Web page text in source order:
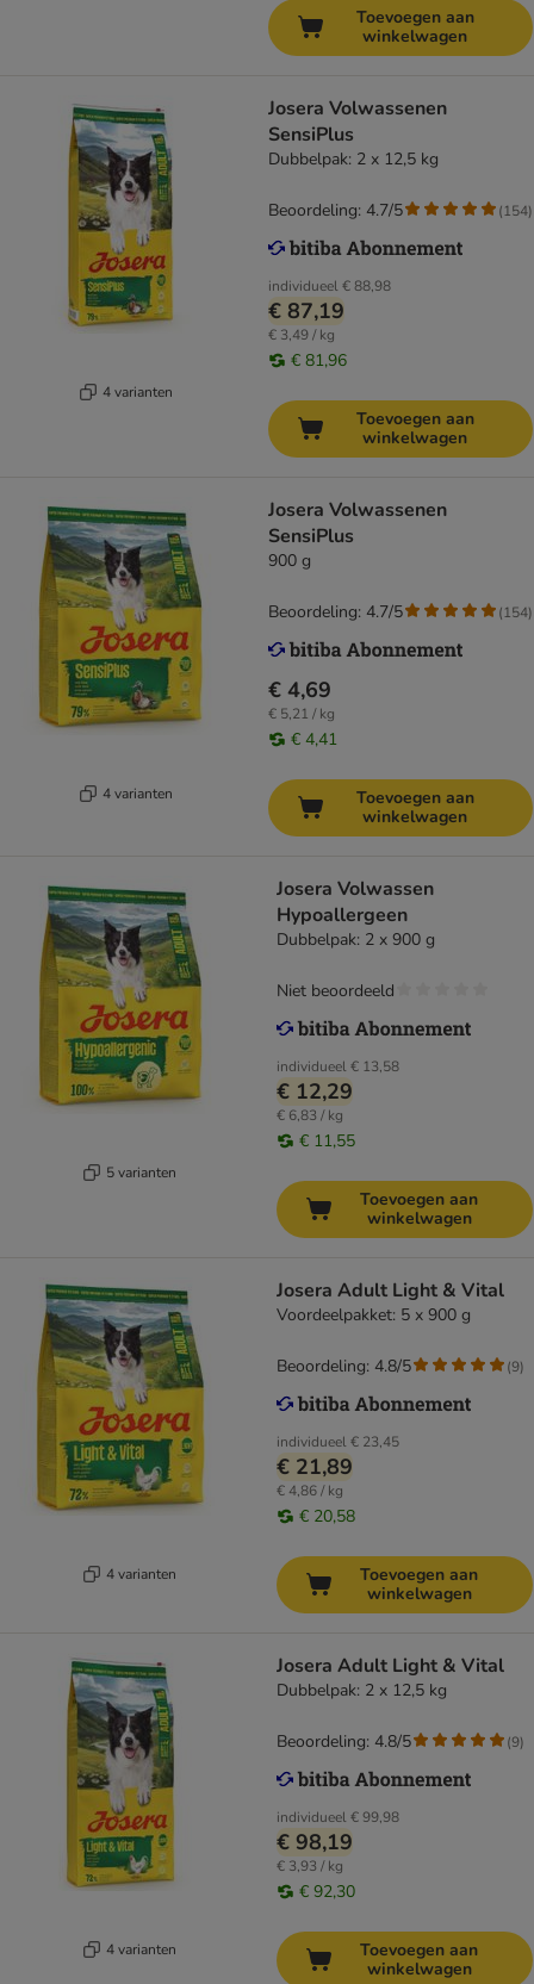
Toevoegen aan
winkelwagen
4 varianten
Josera Volwassenen
SensiPlus
Dubbelpak: 2 x 12,5 kg
individueel€ 88,98
€ 87,19
€ 3,49 / kg
€ 81,96
Beoordeling: 4.7/5 (154)
Toevoegen aan
winkelwagen
4 varianten
Josera Volwassenen
SensiPlus
900 g
€ 4,69
€ 5,21 / kg
€ 4,41
Beoordeling: 4.7/5 (154)
Toevoegen aan
winkelwagen
5 varianten
Josera Volwassen
Hypoallergeen
Dubbelpak: 2 x 900 g
individueel€ 13,58
€ 12,29
€ 6,83 / kg
€ 11,55
Niet beoordeeld
Toevoegen aan
winkelwagen
4 varianten
Josera Adult Light & Vital
Voordeelpakket: 5 x 900 g
individueel€ 23,45
€ 21,89
€ 4,86 / kg
€ 20,58
Beoordeling: 4.8/5 (9)
Toevoegen aan
winkelwagen
4 varianten
Josera Adult Light & Vital
Dubbelpak: 2 x 12,5 kg
individueel€ 99,98
€ 98,19
€ 3,93 / kg
€ 92,30
Beoordeling: 4.8/5 (9)
Toevoegen aan
winkelwagen